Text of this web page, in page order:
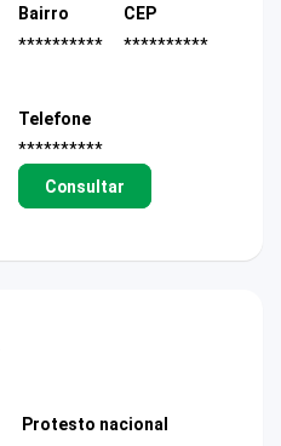
Bairro
**********
CEP
**********
Telefone
**********
Consultar
Protesto nacional